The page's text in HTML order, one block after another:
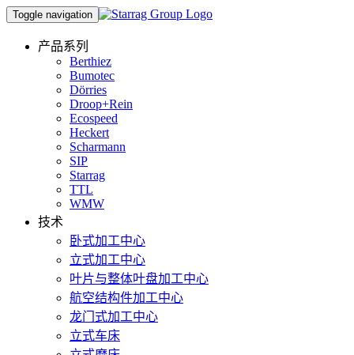
Toggle navigation
产品系列
Berthiez
Bumotec
Dörries
Droop+Rein
Ecospeed
Heckert
Scharmann
SIP
Starrag
TTL
WMW
技术
卧式加工中心
立式加工中心
叶片与整体叶盘加工中心
航空结构件加工中心
龙门式加工中心
立式车床